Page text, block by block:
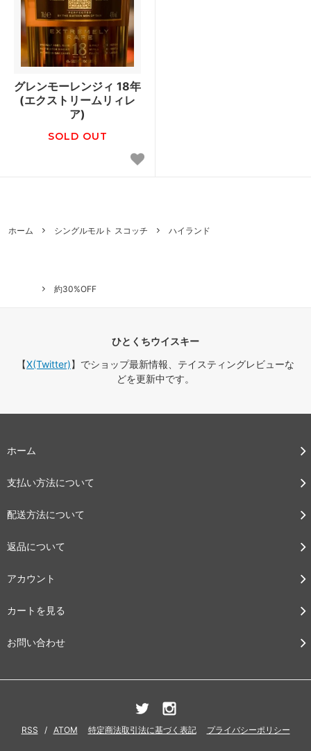
グレンモーレンジィ 18年
(エクストリームリィレ
ア)
SOLD OUT
ホーム シングルモルト スコッチ ハイランド
約30%OFF
ひとくちウイスキー
【X(Twitter)】でショップ最新情報、テイスティングレビューな
どを更新中です。
ホーム
支払い方法について
配送方法について
返品について
アカウント
カートを見る
お問い合わせ
RSS / ATOM 特定商法取引法に基づく表記 プライバシーポリシー